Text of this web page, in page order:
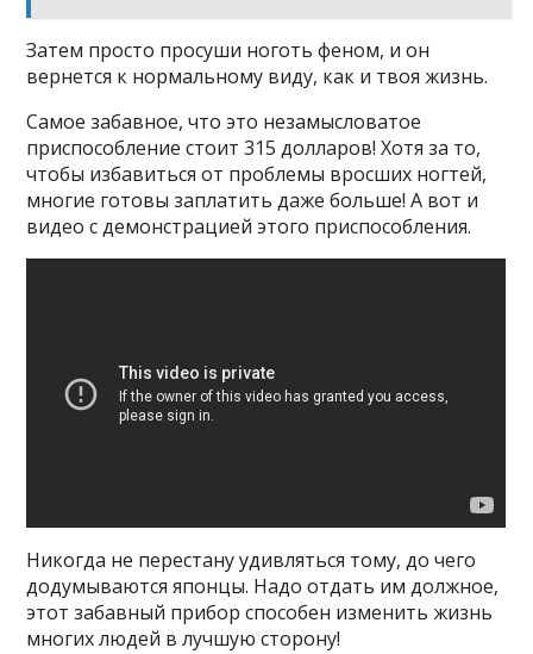
Затем просто просуши ноготь феном, и он
вернется к нормальному виду, как и твоя жизнь.
Самое забавное, что это незамысловатое
приспособление стоит 315 долларов! Хотя за то,
чтобы избавиться от проблемы вросших ногтей,
многие готовы заплатить даже больше! А вот и
видео с демонстрацией этого приспособления.
Никогда не перестану удивляться тому, до чего
додумываются японцы. Надо отдать им должное,
этот забавный прибор способен изменить жизнь
многих людей в лучшую сторону!